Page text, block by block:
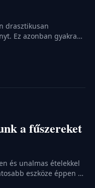
drasztikusan
Ez azonban gyakran
kulcs nem az
és minőségében
a fűszereket
és unalmas ételekkel
eszköze éppen a